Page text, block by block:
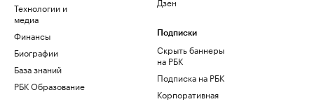
Технологии и
медиа
Финансы
Биографии
База знаний
РБК Образование
Подписки
Скрыть баннеры
на РБК
Подписка на РБК
Корпоративная